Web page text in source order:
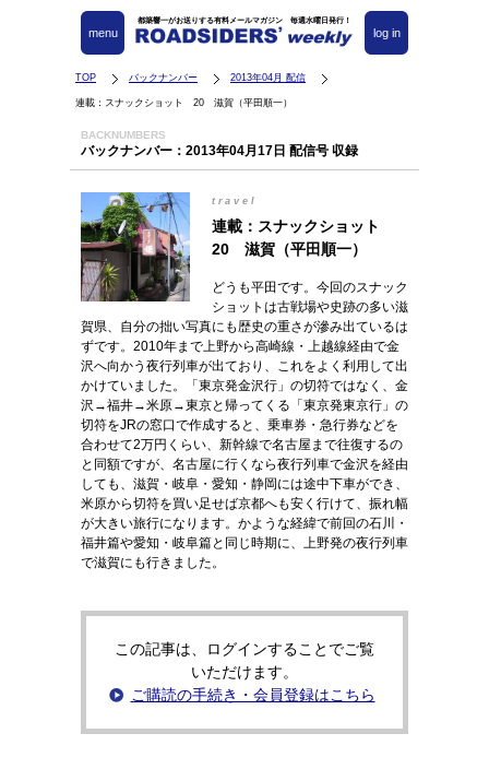
都築響一がお送りする有料メールマガジン 毎週水曜日発行！
log in
menu
TOP バックナンバー 2013年04月 配信
連載：スナックショット 20 滋賀（平田順一）
BACKNUMBERS
バックナンバー：2013年04月17日 配信号 収録
travel
連載：スナックショット
20 滋賀（平田順一）
どうも平田です。今回のスナック
ショットは古戦場や史跡の多い滋
賀県、自分の拙い写真にも歴史の重さが滲み出ているは
ずです。2010年まで上野から高崎線・上越線経由で金
沢へ向かう夜行列車が出ており、これをよく利用して出
かけていました。「東京発金沢行」の切符ではなく、金
沢→福井→米原→東京と帰ってくる「東京発東京行」の
切符をJRの窓口で作成すると、乗車券・急行券などを
合わせて2万円くらい、新幹線で名古屋まで往復するの
と同額ですが、名古屋に行くなら夜行列車で金沢を経由
しても、滋賀・岐阜・愛知・静岡には途中下車ができ、
米原から切符を買い足せば京都へも安く行けて、振れ幅
が大きい旅行になります。かような経緯で前回の石川・
福井篇や愛知・岐阜篇と同じ時期に、上野発の夜行列車
で滋賀にも行きました。
この記事は、ログインすることでご覧
いただけます。
ご購読の手続き・会員登録はこちら